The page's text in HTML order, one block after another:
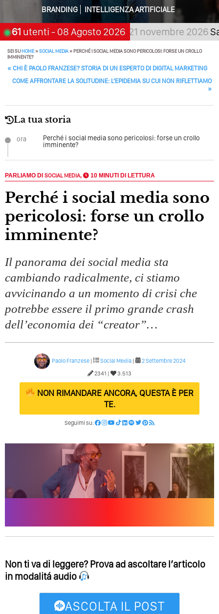
Tutto Peggiorerà
Quali Sono Gli Errori Della Comunicazione Politica? Il
Caso Delle Braccia Incrociate
Come Promuoversi Nel Wedding? Il Mio Intervento Per
BRANDING
INTELLIGENZA ARTIFICIALE
61 utenti - 08 Agosto 2026
scegli: 21 novembre 2026San
SEI SUHOME»SOCIAL MEDIA»PERCHÉ I SOCIAL MEDIA SONO PERICOLOSI: FORSE UN CROLLO
IMMINENTE?
POST NAVIGATION
« CHI È PAOLO FRANZESE? STORIA DI UN ESPERTO DI DIGITAL MARKETING
COME AFFRONTARE LA SOLITUDINE: L’EPIDEMIA SU CUI NON RIFLETTIAMO
»
La tua storia
ora
Perché i social media sono pericolosi: forse un crollo
imminente?
PARLIAMO DI SOCIAL MEDIA, 10 MINUTI DI LETTURA
Perché i social media sono
pericolosi: forse un crollo
imminente?
Il panorama dei social media sta
cambiando radicalmente, ci stiamo
avvicinando a un momento di crisi che
potrebbe essere il primo grande crash
dell’economia dei “creator”…
Paolo Franzese | Social Media |
2 Settembre 2024
2341 |
3.513
NON RIMANDARE ANCORA, QUESTA È PER
TE.
Seguimi su:
Non ti va di leggere? Prova ad ascoltare l’articolo
in modalitá audio
ASCOLTA IL POST